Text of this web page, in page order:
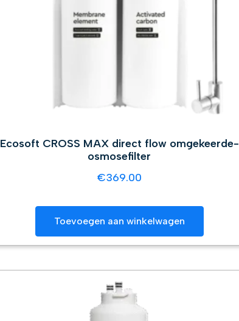
Ecosoft CROSS MAX direct flow omgekeerde-
osmosefilter
€369.00
Toevoegen aan winkelwagen